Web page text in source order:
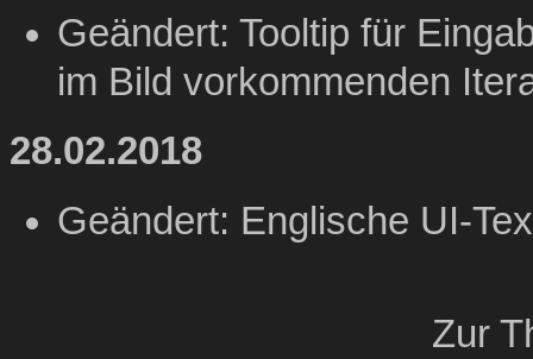
Geändert: Tooltip für
im Bild vorkommenden
28.02.2018
Geändert: Englische UI-
Zur